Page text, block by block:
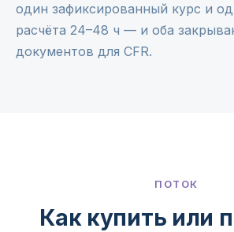
один зафиксированный курс и
расчёта 24–48 ч — и оба
документов для CFR.
ПОТОК
Как купить или